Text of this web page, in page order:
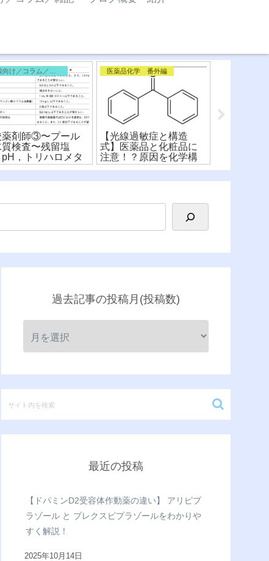
薬剤師③〜プール
検査〜残留塩
，トリハロメタ
細菌
医薬品化学 番外編
【光線過敏症と構造
式】医薬品と化粧品に
注意！？原因を化学構
造式から解説！
過去記事の投稿月(投稿数)
最近の投稿
【ドパミンD2受容体作動薬の違い】 アリピプ
ラゾール と ブレクスピプラゾールをわかりや
すく解説！
2025年10月14日